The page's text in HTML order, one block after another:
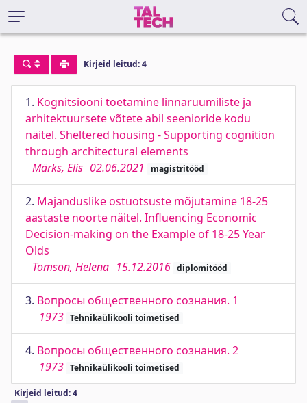
Kirjeid leitud: 4
1. Kognitsiooni toetamine linnaruumiliste ja
arhitektuursete võtete abil seenioride kodu
näitel. Sheltered housing - Supporting cognition
through architectural elements
Märks, Elis 02.06.2021 magistritööd
2. Majanduslike ostuotsuste mõjutamine 18-25
aastaste noorte näitel. Influencing Economic
Decision-making on the Example of 18-25 Year
Olds
Tomson, Helena 15.12.2016 diplomitööd
3. Вопросы общественного сознания. 1
1973 Tehnikaülikooli toimetised
4. Вопросы общественного сознания. 2
1973 Tehnikaülikooli toimetised
Kirjeid leitud: 4